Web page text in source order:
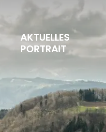
AKTUELLES
PORTRAIT